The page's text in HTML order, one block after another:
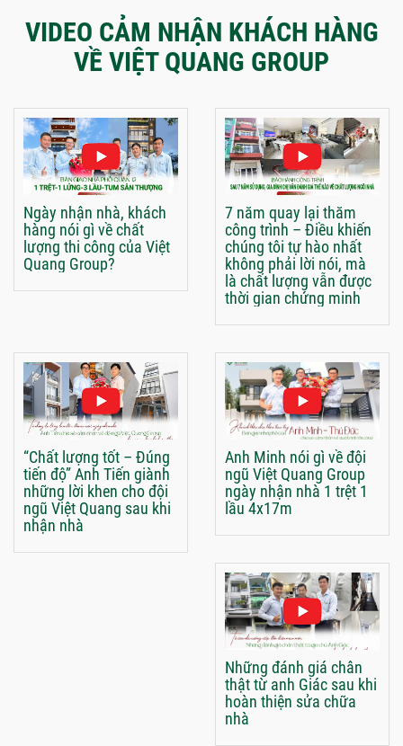
VIDEO CẢM NHẬN KHÁCH HÀNG
VỀ VIỆT QUANG GROUP
Ngày nhận nhà, khách
hàng nói gì về chất
lượng thi công của Việt
Quang Group?
7 năm quay lại thăm
công trình – Điều khiến
chúng tôi tự hào nhất
không phải lời nói, mà
là chất lượng vẫn được
thời gian chứng minh
“Chất lượng tốt – Đúng
tiến độ” Anh Tiến giành
những lời khen cho đội
ngũ Việt Quang sau khi
nhận nhà
Anh Minh nói gì về đội
ngũ Việt Quang Group
ngày nhận nhà 1 trệt 1
lầu 4x17m
Những đánh giá chân
thật từ anh Giác sau khi
hoàn thiện sửa chữa
nhà